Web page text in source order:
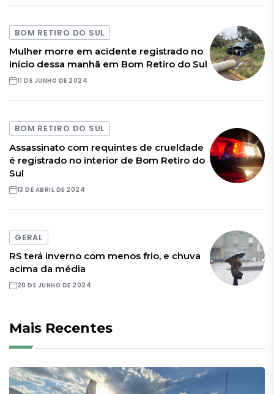
BOM RETIRO DO SUL
Mulher morre em acidente registrado no
início dessa manhã em Bom Retiro do Sul
11 DE JUNHO DE 2024
BOM RETIRO DO SUL
Assassinato com requintes de crueldade
é registrado no interior de Bom Retiro do
Sul
13 DE ABRIL DE 2024
GERAL
RS terá inverno com menos frio, e chuva
acima da média
20 DE JUNHO DE 2024
Mais Recentes